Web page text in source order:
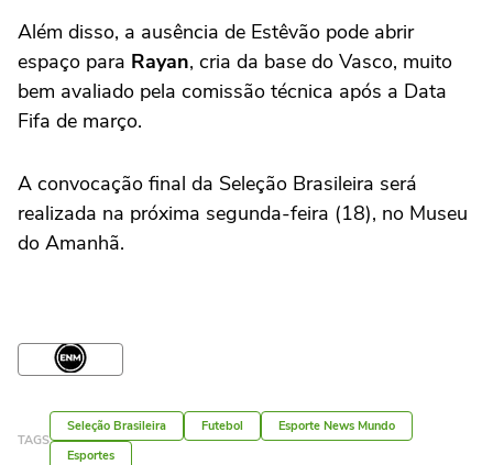
Além disso, a ausência de Estêvão pode abrir
espaço para Rayan, cria da base do Vasco, muito
bem avaliado pela comissão técnica após a Data
Fifa de março.
A convocação final da Seleção Brasileira será
realizada na próxima segunda-feira (18), no Museu
do Amanhã.
TAGS
Seleção Brasileira Futebol
Esporte News Mundo
Esportes